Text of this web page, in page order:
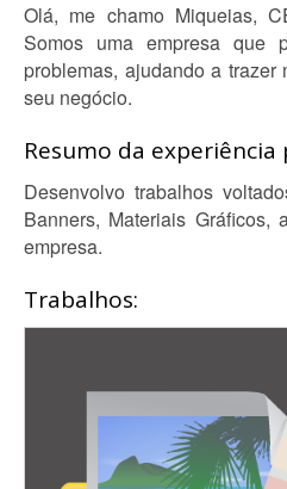
Olá, me chamo Miqueias,
Somos uma empresa que
problemas, ajudando a
seu negócio.
Resumo da experiência
Desenvolvo trabalhos
Banners, Materiais Gráficos,
empresa.
Trabalhos: